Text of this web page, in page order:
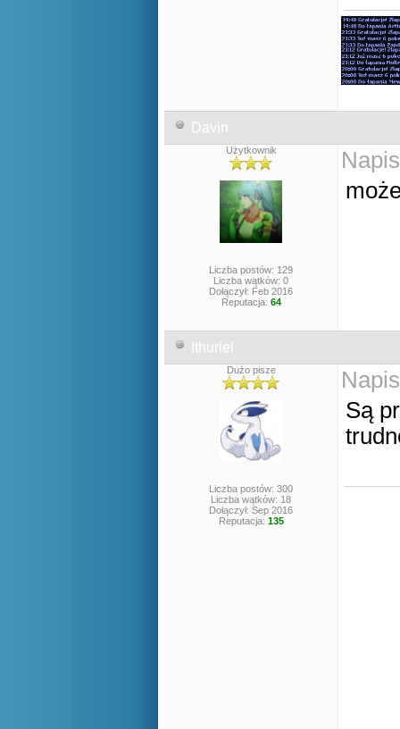
Davin
Użytkownik
Liczba postów: 129
Liczba wątków: 0
Dołączył: Feb 2016
Reputacja: 64
Ithuriel
Dużo pisze
Liczba postów: 300
Liczba wątków: 18
Dołączył: Sep 2016
Reputacja: 135
Są